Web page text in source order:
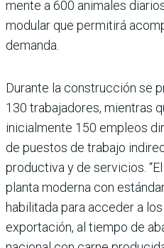
mente a 600 animales
modu­lar que permitirá
demanda.
Durante la construcción se
130 trabajadores, mientras
inicialmente 150 empleos
de puestos de trabajo
produc­tiva y de servicios.
planta moderna con
habilitada para acceder a
exportación, al tiempo de